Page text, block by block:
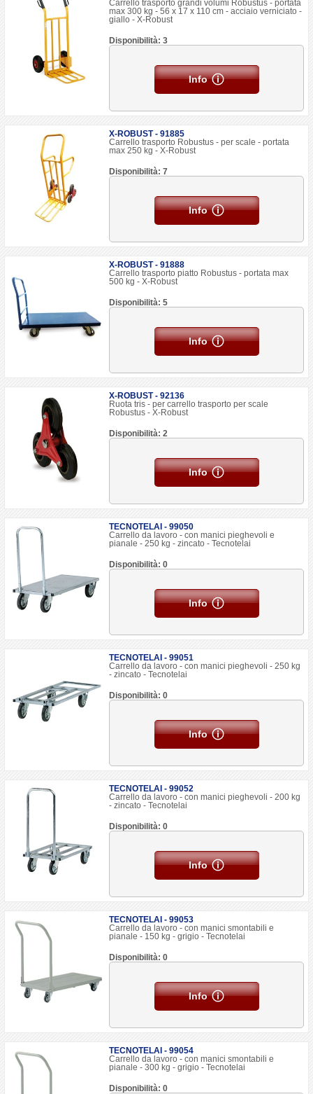
Carrello trasporto grandi volumi Robustus - portata
max 300 kg - 56 x 17 x 110 cm - acciaio verniciato -
giallo - X-Robust
Disponibilità: 3
Info
X-ROBUST - 91885
Carrello trasporto Robustus - per scale - portata
max 250 kg - X-Robust
Disponibilità: 7
Info
X-ROBUST - 91888
Carrello trasporto piatto Robustus - portata max
500 kg - X-Robust
Disponibilità: 5
Info
X-ROBUST - 92136
Ruota tris - per carrello trasporto per scale
Robustus - X-Robust
Disponibilità: 2
Info
TECNOTELAI - 99050
Carrello da lavoro - con manici pieghevoli e
pianale - 250 kg - zincato - Tecnotelai
Disponibilità: 0
Info
TECNOTELAI - 99051
Carrello da lavoro - con manici pieghevoli - 250 kg
- zincato - Tecnotelai
Disponibilità: 0
Info
TECNOTELAI - 99052
Carrello da lavoro - con manici pieghevoli - 200 kg
- zincato - Tecnotelai
Disponibilità: 0
Info
TECNOTELAI - 99053
Carrello da lavoro - con manici smontabili e
pianale - 150 kg - grigio - Tecnotelai
Disponibilità: 0
Info
TECNOTELAI - 99054
Carrello da lavoro - con manici smontabili e
pianale - 300 kg - grigio - Tecnotelai
Disponibilità: 0